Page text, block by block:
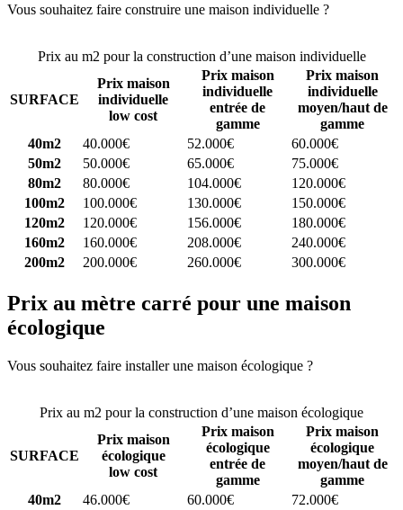
Vous souhaitez faire construire une maison individuelle ?
Prix au m2 pour la construction d’une maison individuelle
SURFACE
Prix maison
individuelle
low cost
Prix maison
individuelle
entrée de
gamme
Prix maison
individuelle
moyen/haut de
gamme
40m2
40.000€ 52.000€
60.000€
50m2
50.000€ 65.000€
75.000€
80m2
80.000€ 104.000€
120.000€
100m2
100.000€ 130.000€
150.000€
120m2
120.000€ 156.000€
180.000€
160m2
160.000€ 208.000€
240.000€
200m2
200.000€ 260.000€ 300.000€
Prix au mètre carré pour une maison
écologique
Vous souhaitez faire installer une maison écologique ?
Prix au m2 pour la construction d’une maison écologique
SURFACE
Prix maison
écologique
low cost
Prix maison
écologique
entrée de
gamme
Prix maison
écologique
moyen/haut de
gamme
40m2
46.000€ 60.000€
72.000€